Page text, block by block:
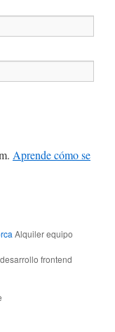
Aprende cómo se
Alquiler equipo
frontend